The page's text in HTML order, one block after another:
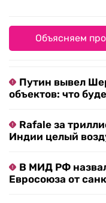
Объясняем
Путин вывел
объектов: что
Rafale за
Индии целый
В МИД РФ
Евросоюза от